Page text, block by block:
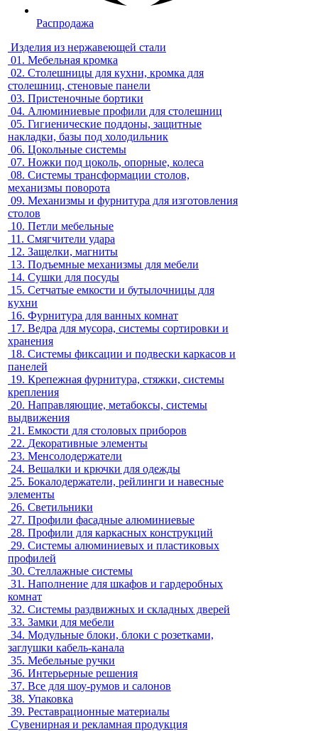
Распродажа
Изделия из нержавеющей стали
01. Мебельная кромка
02. Столешницы для кухни, кромка для
столешниц, стеновые панели
03. Пристеночные бортики
04. Алюминиевые профили для столешниц
05. Гигиенические поддоны, защитные
накладки, базы под холодильник
06. Цокольные системы
07. Ножки под цоколь, опорные, колеса
08. Системы трансформации столов,
механизмы поворота
09. Механизмы и фурнитура для изготовления
столов
10. Петли мебельные
11. Смягчители удара
12. Защелки, магниты
13. Подъемные механизмы для мебели
14. Сушки для посуды
15. Сетчатые емкости и бутылочницы для
кухни
16. Фурнитура для ванных комнат
17. Ведра для мусора, системы сортировки и
хранения
18. Системы фиксации и подвески каркасов и
панелей
19. Крепежная фурнитура, стяжки, системы
крепления
20. Направляющие, метабоксы, системы
выдвижения
21. Емкости для столовых приборов
22. Декоративные элементы
23. Менсолодержатели
24. Вешалки и крючки для одежды
25. Бокалодержатели, рейлинги и навесные
элементы
26. Светильники
27. Профили фасадные алюминиевые
28. Профили для каркасных конструкций
29. Системы алюминиевых и пластиковых
профилей
30. Стеллажные системы
31. Наполнение для шкафов и гардеробных
комнат
32. Системы раздвижных и складных дверей
33. Замки для мебели
34. Модульные блоки, блоки с розетками,
заглушки кабель-канала
35. Мебельные ручки
36. Интерьерные решения
37. Все для шоу-румов и салонов
38. Упаковка
39. Реставрационные материалы
Сувенирная и рекламная продукция